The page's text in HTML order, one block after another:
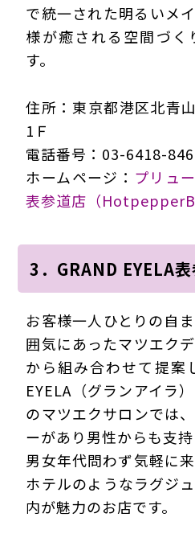
で統一された明るいメ
様が癒される空間づく
す。
住所：東京都港区北青
1Ｆ
電話番号：03-6418-
ホームページ： プリュ
表参道店（
3．GRAND EYELA
お客様一人ひとりの自
囲気にあったマツエク
から組み合わせて提案
EYELA（グランアイラ
のマツエクサロンでは
ーがあり男性からも支持
男女年代問わず気軽に
ホテルのようなラグジ
内が魅力のお店です。